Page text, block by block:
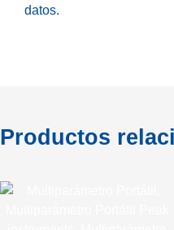
datos.
Productos